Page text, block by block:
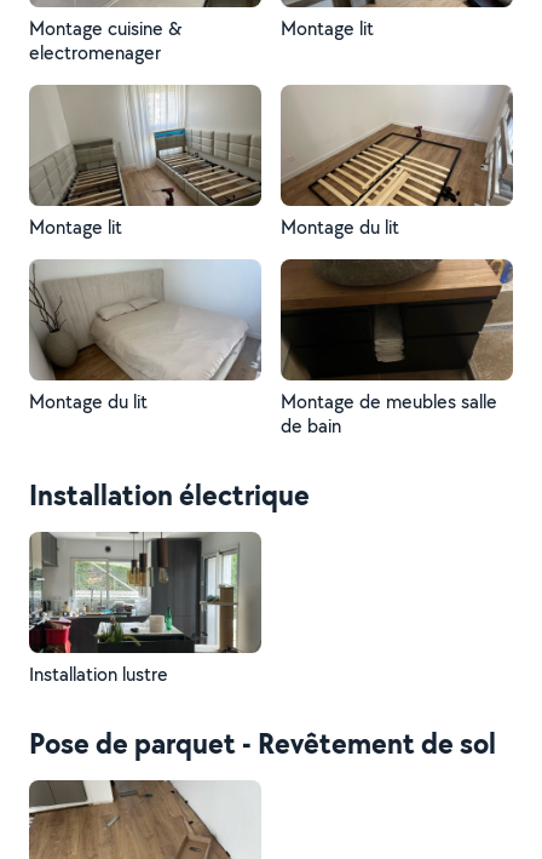
Montage cuisine &
electromenager
Montage lit
Montage lit Montage du lit
Montage du lit
Montage de meubles salle
de bain
Installation électrique
Installation lustre
Pose de parquet - Revêtement de sol